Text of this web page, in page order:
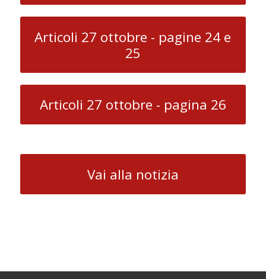
Articoli 27 ottobre - pagine 24 e
25
Articoli 27 ottobre - pagina 26
Vai alla notizia